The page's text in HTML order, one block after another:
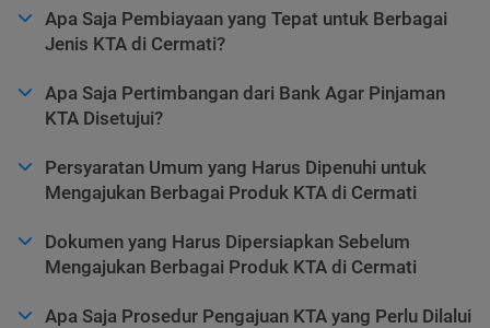
Apa Saja Pembiayaan yang Tepat untuk Berbagai
Jenis KTA di Cermati?
Apa Saja Pertimbangan dari Bank Agar Pinjaman
KTA Disetujui?
Persyaratan Umum yang Harus Dipenuhi untuk
Mengajukan Berbagai Produk KTA di Cermati
Dokumen yang Harus Dipersiapkan Sebelum
Mengajukan Berbagai Produk KTA di Cermati
Apa Saja Prosedur Pengajuan KTA yang Perlu Dilalui